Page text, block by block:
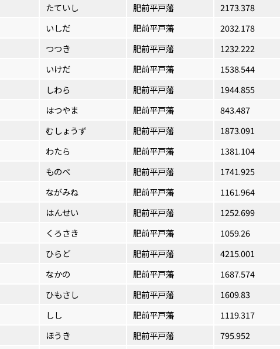
たていし 肥前平戸藩 2173.378
いしだ 肥前平戸藩 2032.178
つつき 肥前平戸藩 1232.222
いけだ 肥前平戸藩 1538.544
しわら 肥前平戸藩 1944.855
はつやま 肥前平戸藩 843.487
むしょうず 肥前平戸藩 1873.091
わたら 肥前平戸藩 1381.104
ものべ 肥前平戸藩 1741.925
ながみね 肥前平戸藩 1161.964
はんせい 肥前平戸藩 1252.699
くろさき 肥前平戸藩 1059.26
ひらど 肥前平戸藩 4215.001
なかの 肥前平戸藩 1687.574
ひもさし 肥前平戸藩 1609.83
しし 肥前平戸藩 1119.317
ほうき 肥前平戸藩 795.952